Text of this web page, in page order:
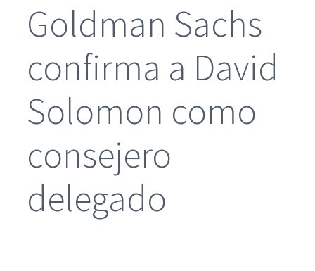
Goldman Sachs
confirma a David
Solomon como
consejero
delegado